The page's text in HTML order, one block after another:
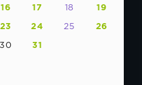
16 17 18 19
23 24 25 26
30 31